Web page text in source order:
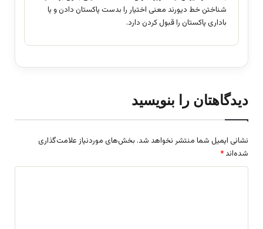
شناختن خط دیورند معنی اختیار را بدست پاکستان دادن و یا
باداری پاکستان را قبول کردن دارد.
دیدگاهتان را بنویسید
نشانی ایمیل شما منتشر نخواهد شد. بخش‌های موردنیاز علامت‌گذاری
شده‌اند *